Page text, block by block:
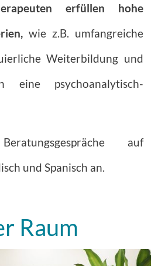
erfüllen hohe
wie z.B. umfangreiche
Weiterbildung und
eine psychoanalytisch-
auf
und Spanisch an.
Raum